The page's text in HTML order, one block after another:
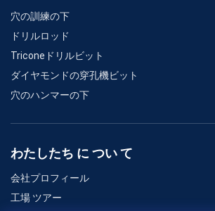
穴の訓練の下
ドリルロッド
Triconeドリルビット
ダイヤモンドの穿孔機ビット
穴のハンマーの下
わたしたち に つい て
会社プロフィール
工場 ツアー